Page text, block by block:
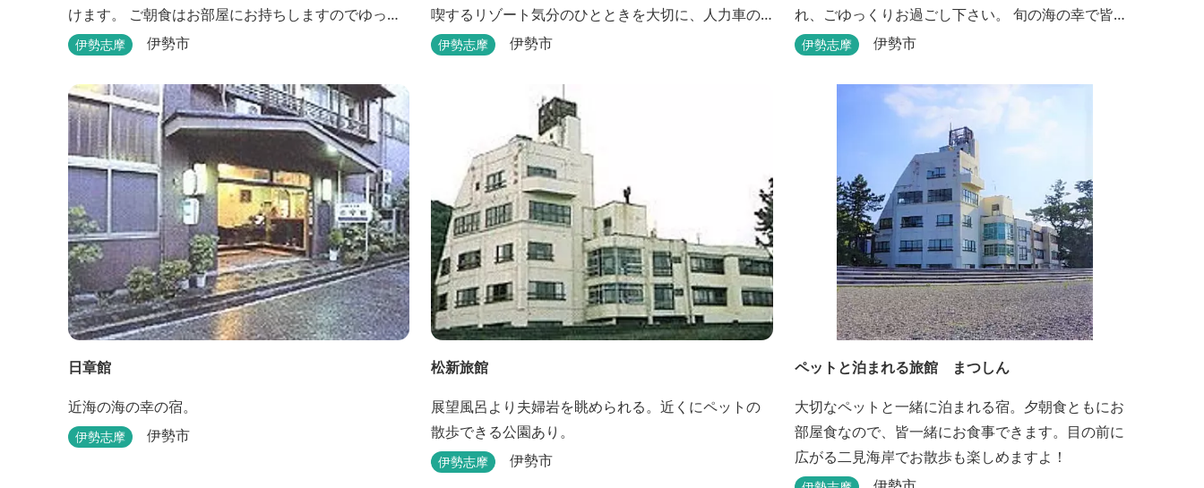
けます。 ご朝食はお部屋にお持ちしますのでゆっく
りとお召し上がりください。 貸切り露天風呂完備、
伊勢志摩 伊勢市
喫するリゾート気分のひとときを大切に、人力車の
あるロビーでは大正時代の趣でお出迎え。そして、
凝らした七つのお風呂のうち、五つをご宿泊者様無
料の貸切風呂としてご利用が可能です。
伊勢志摩 伊勢市
れ、ごゆっくりお過ごし下さい。 旬の海の幸で皆様
をお待ち申し上げます。
伊勢志摩 伊勢市
日章館
近海の海の幸の宿。
伊勢志摩 伊勢市
松新旅館
展望風呂より夫婦岩を眺められる。近くにペットの
散歩できる公園あり。
伊勢志摩 伊勢市
ペットと泊まれる旅館 まつしん
大切なペットと一緒に泊まれる宿。夕朝食ともにお
部屋食なので、皆一緒にお食事できます。目の前に
広がる二見海岸でお散歩も楽しめますよ！